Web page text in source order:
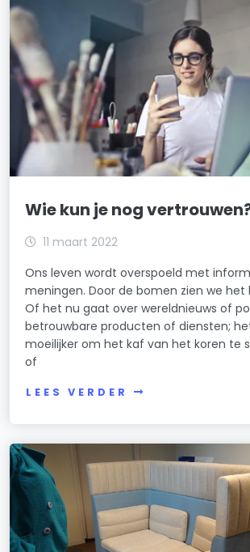
Wie kun je nog
11 maart 2022
Ons leven wordt overspoeld met
meningen. Door de bomen zien we het
Of het nu gaat over wereldnieuws of
betrouwbare producten of diensten;
moeilijker om het kaf van het koren te
of
LEES VERDER